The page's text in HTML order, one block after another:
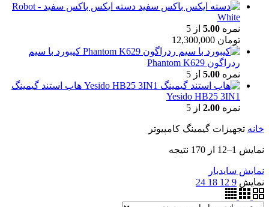
دسته ایکس باکس سفید - Robot
White
نمره 5.00 از 5
تومان
کیبورد با سیم
ردراگون Phantom K629
نمره 5.00 از 5
هاب استند گیمینگ
Yesido HB25 3IN1
نمره 2.00 از 5
خانه تجهیزات گیمینگ کامپیوتر
نمایش 1–12 از 170 نتیجه
نمایش سایدبار
نمایش 9
12
18
24